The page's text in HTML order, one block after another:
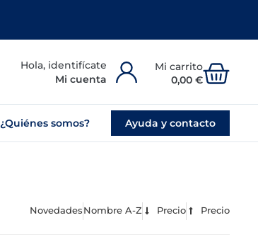
Mi cuenta 0,00 €
¿Quiénes somos? Ayuda y contacto
Novedades Nombre A-Z Precio Precio